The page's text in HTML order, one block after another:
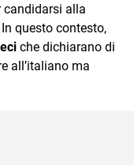
candidarsi alla
questo contesto,
che dichiarano di
all’italiano ma